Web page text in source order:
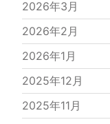
2026年3月
2026年2月
2026年1月
2025年12月
2025年11月